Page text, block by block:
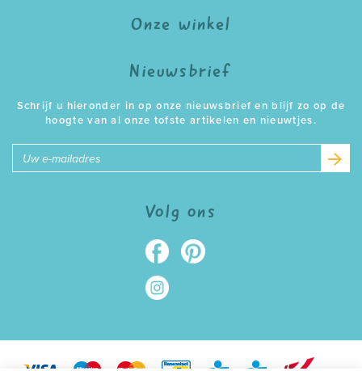
Onze winkel
Nieuwsbrief
Schrijf u hieronder in op onze nieuwsbrief en blijf zo op de
hoogte van al onze tofste artikelen en nieuwtjes.
Volg ons